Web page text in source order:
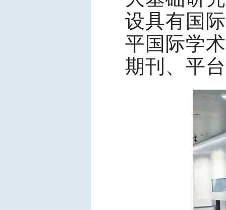
设具有国
平国际学
期刊、平